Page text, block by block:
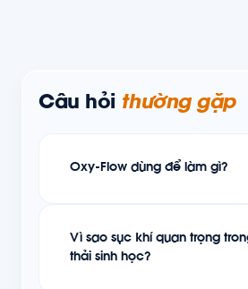
Câu hỏi thường gặp
Oxy-Flow dùng để làm gì?
Vì sao sục khí quan trọng
thải sinh học?